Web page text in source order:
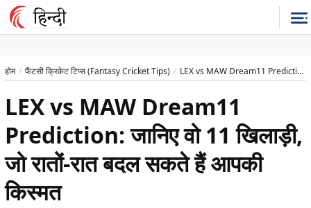
होम फैंटसी क्रिकेट टिप्स (Fantasy Cricket Tips) LEX vs MAW Dream11 Prediction: जानिए वो 11 खिलाड़ी, जो रातों-रात बदल सकते हैं आपकी किस्मत
LEX vs MAW Dream11
Prediction: जानिए वो 11 खिलाड़ी,
जो रातों-रात बदल सकते हैं आपकी
किस्मत